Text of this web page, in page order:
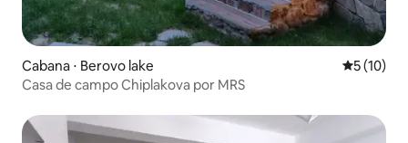
Cabana ⋅ Berovo lake 5 de uma
5 (10)
Casa de campo Chiplakova por MRS